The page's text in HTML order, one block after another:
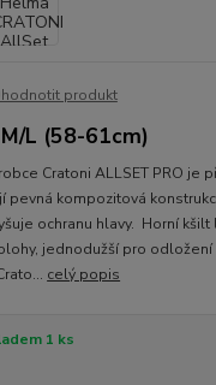
produkt
L (58-61cm)
Cratoni ALLSET PRO je
pevná kompozitová
ochranu hlavy. Horní
jednodužší pro odložení
celý popis
1 ks